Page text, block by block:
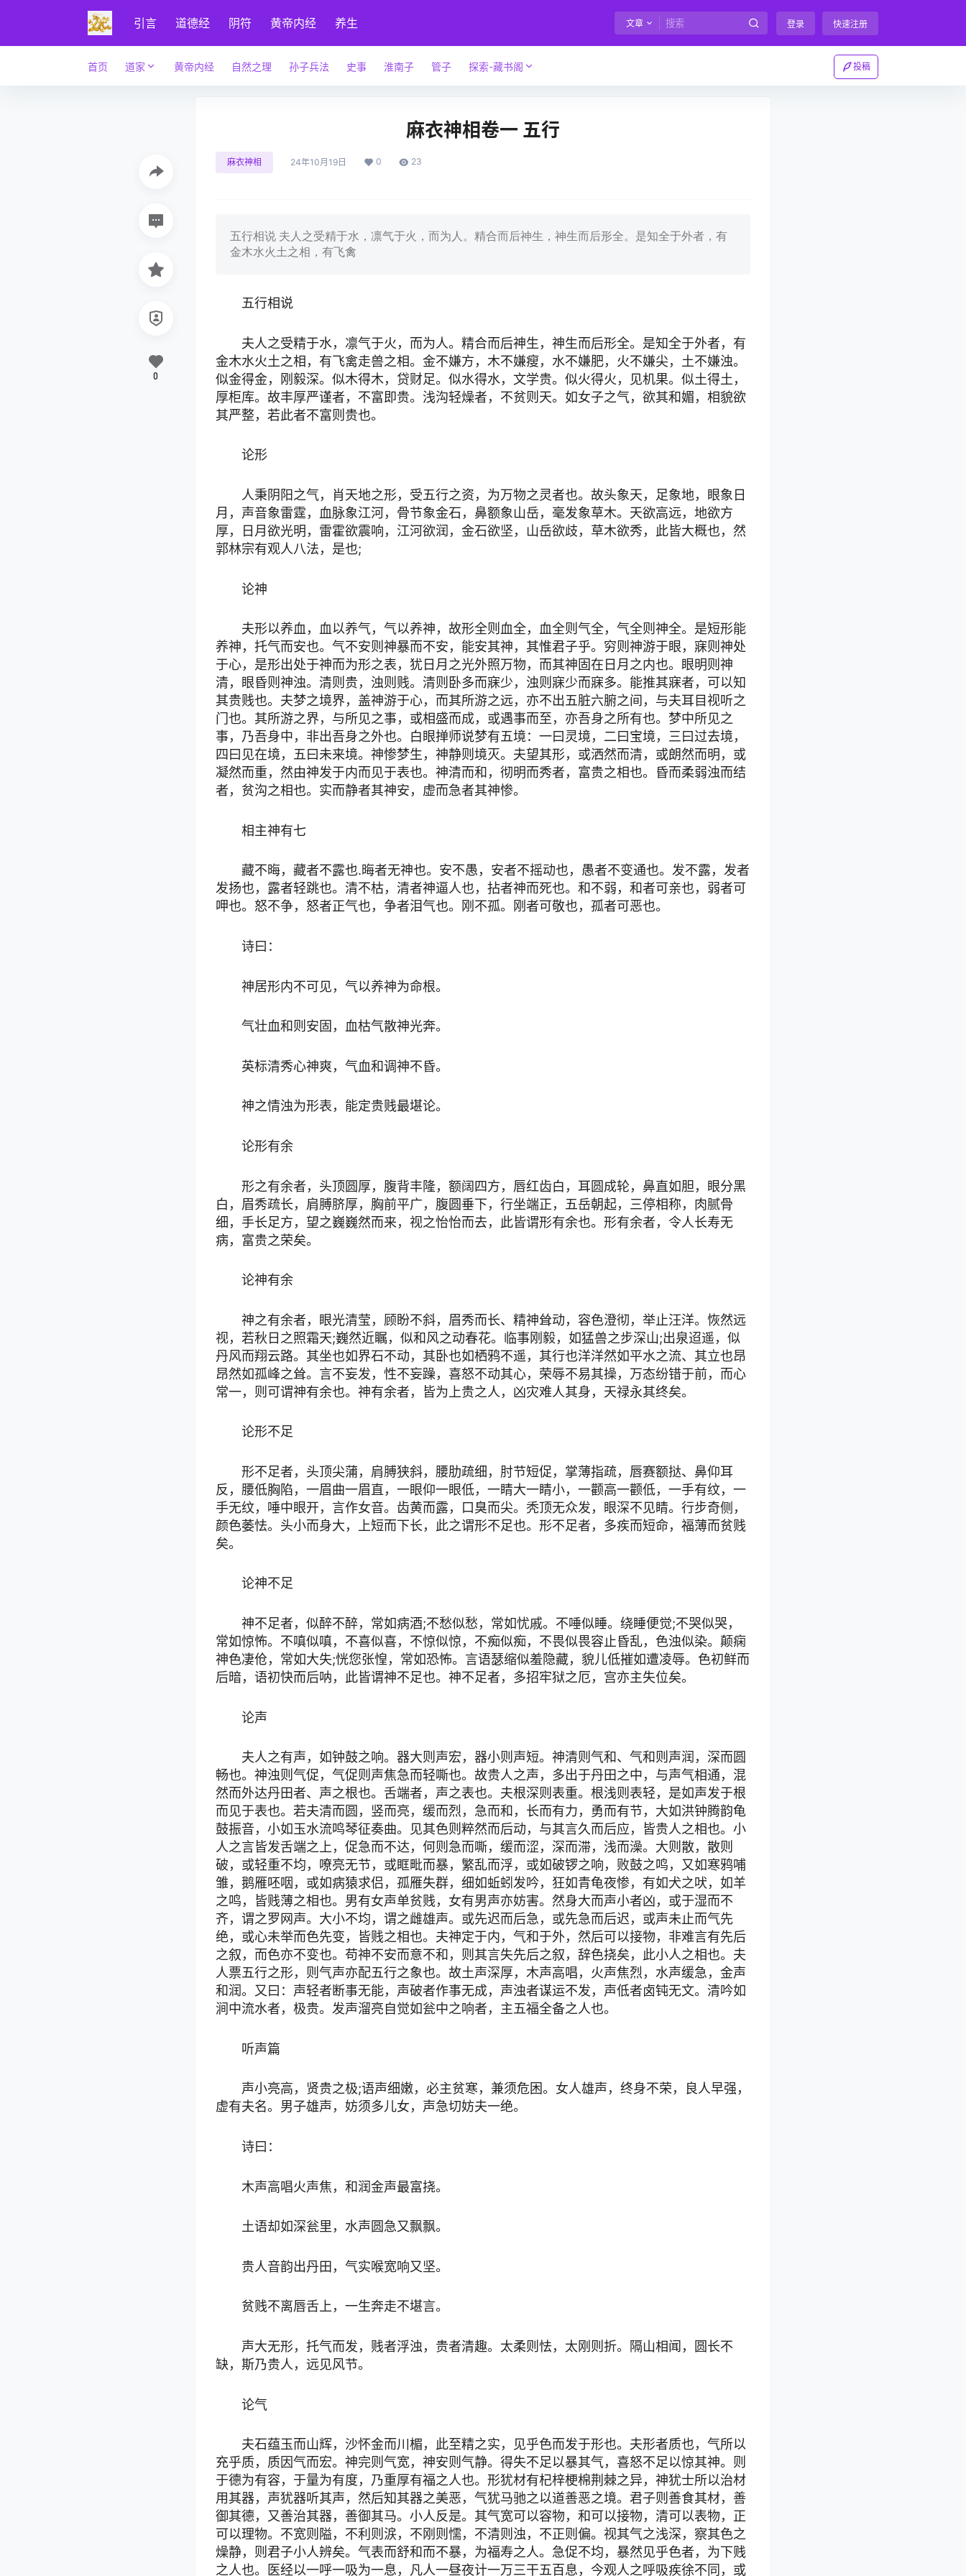
引言 道德经 阴符 黄帝内经 养生 文章 登录 快速注册
首页 道家 黄帝内经 自然之理 孙子兵法 史事 淮南子 管子 探索-藏书阁 投稿
麻衣神相卷一 五行
麻衣神相 24年10月19日 0 23
五行相说 夫人之受精于水，凛气于火，而为人。精合而后神生，神生而后形全。是知全于外者，有
金木水火土之相，有飞禽
五行相说
夫人之受精于水，凛气于火，而为人。精合而后神生，神生而后形全。是知全于外者，有
金木水火土之相，有飞禽走兽之相。金不嫌方，木不嫌瘦，水不嫌肥，火不嫌尖，土不嫌浊。
似金得金，刚毅深。似木得木，贷财足。似水得水，文学贵。似火得火，见机果。似土得土，
厚柜库。故丰厚严谨者，不富即贵。浅沟轻燥者，不贫则天。如女子之气，欲其和媚，相貌欲
其严整，若此者不富则贵也。
论形
人秉阴阳之气，肖天地之形，受五行之资，为万物之灵者也。故头象天，足象地，眼象日
月，声音象雷霆，血脉象江河，骨节象金石，鼻额象山岳，毫发象草木。天欲高远，地欲方
厚，日月欲光明，雷霍欲震响，江河欲润，金石欲坚，山岳欲歧，草木欲秀，此皆大概也，然
郭林宗有观人八法，是也;
论神
夫形以养血，血以养气，气以养神，故形全则血全，血全则气全，气全则神全。是短形能
养神，托气而安也。气不安则神暴而不安，能安其神，其惟君子乎。穷则神游于眼，寐则神处
于心，是形出处于神而为形之表，犹日月之光外照万物，而其神固在日月之内也。眼明则神
清，眼昏则神浊。清则贵，浊则贱。清则卧多而寐少，浊则寐少而寐多。能推其寐者，可以知
其贵贱也。夫梦之境界，盖神游于心，而其所游之远，亦不出五脏六腑之间，与夫耳目视听之
门也。其所游之界，与所见之事，或相盛而成，或遇事而至，亦吾身之所有也。梦中所见之
事，乃吾身中，非出吾身之外也。白眼掸师说梦有五境：一曰灵境，二曰宝境，三曰过去境，
四曰见在境，五曰未来境。神惨梦生，神静则境灭。夫望其形，或洒然而清，或朗然而明，或
凝然而重，然由神发于内而见于表也。神清而和，彻明而秀者，富贵之相也。昏而柔弱浊而结
者，贫沟之相也。实而静者其神安，虚而急者其神惨。
相主神有七
藏不晦，藏者不露也.晦者无神也。安不愚，安者不摇动也，愚者不变通也。发不露，发者
发扬也，露者轻跳也。清不枯，清者神逼人也，拈者神而死也。和不弱，和者可亲也，弱者可
呷也。怒不争，怒者正气也，争者泪气也。刚不孤。刚者可敬也，孤者可恶也。
诗曰：
神居形内不可见，气以养神为命根。
气壮血和则安固，血枯气散神光奔。
英标清秀心神爽，气血和调神不昏。
神之情浊为形表，能定贵贱最堪论。
论形有余
形之有余者，头顶圆厚，腹背丰隆，额阔四方，唇红齿白，耳圆成轮，鼻直如胆，眼分黑
白，眉秀疏长，肩膊脐厚，胸前平广，腹圆垂下，行坐端正，五岳朝起，三停相称，肉腻骨
细，手长足方，望之巍巍然而来，视之怡怡而去，此皆谓形有余也。形有余者，令人长寿无
病，富贵之荣矣。
论神有余
神之有余者，眼光清莹，顾盼不斜，眉秀而长、精神耸动，容色澄彻，举止汪洋。恢然远
视，若秋日之照霜天;巍然近瞩，似和风之动春花。临事刚毅，如猛兽之步深山;出泉迢遥，似
丹风而翔云路。其坐也如界石不动，其卧也如栖鸦不遥，其行也洋洋然如平水之流、其立也昂
昂然如孤峰之耸。言不妄发，性不妄躁，喜怒不动其心，荣辱不易其操，万态纷错于前，而心
常一，则可谓神有余也。神有余者，皆为上贵之人，凶灾难人其身，天禄永其终矣。
论形不足
形不足者，头顶尖蒲，肩膊狭斜，腰肋疏细，肘节短促，掌薄指疏，唇赛额挞、鼻仰耳
反，腰低胸陷，一眉曲一眉直，一眼仰一眼低，一睛大一睛小，一颧高一颧低，一手有纹，一
手无纹，唾中眼开，言作女音。齿黄而露，口臭而尖。秃顶无众发，眼深不见睛。行步奇侧，
颜色萎怯。头小而身大，上短而下长，此之谓形不足也。形不足者，多疾而短命，福薄而贫贱
矣。
论神不足
神不足者，似醉不醉，常如病酒;不愁似愁，常如忧戚。不唾似睡。绕睡便觉;不哭似哭，
常如惊怖。不嗔似嗔，不喜似喜，不惊似惊，不痴似痴，不畏似畏容止昏乱，色浊似染。颠痫
神色凄伧，常如大失;恍您张惶，常如恐怖。言语瑟缩似羞隐藏，貌儿低摧如遭凌辱。色初鲜而
后暗，语初快而后呐，此皆谓神不足也。神不足者，多招牢狱之厄，宫亦主失位矣。
论声
夫人之有声，如钟鼓之响。器大则声宏，器小则声短。神清则气和、气和则声润，深而圆
畅也。神浊则气促，气促则声焦急而轻嘶也。故贵人之声，多出于丹田之中，与声气相通，混
然而外达丹田者、声之根也。舌端者，声之表也。夫根深则表重。根浅则表轻，是如声发于根
而见于表也。若夫清而圆，竖而亮，缓而烈，急而和，长而有力，勇而有节，大如洪钟腾韵龟
鼓振音，小如玉水流鸣琴征奏曲。见其色则粹然而后动，与其言久而后应，皆贵人之相也。小
人之言皆发舌端之上，促急而不达，何则急而嘶，缓而涩，深而滞，浅而澡。大则散，散则
破，或轻重不均，嘹亮无节，或眶毗而暴，繁乱而浮，或如破锣之响，败鼓之鸣，又如寒鸦哺
雏，鹅雁呸咽，或如病猿求侣，孤雁失群，细如蚯蚓发吟，狂如青龟夜惨，有如犬之吠，如羊
之鸣，皆贱薄之相也。男有女声单贫贱，女有男声亦妨害。然身大而声小者凶，或于湿而不
齐，谓之罗网声。大小不均，谓之雌雄声。或先迟而后急，或先急而后迟，或声未止而气先
绝，或心未举而色先变，皆贱之相也。夫神定于内，气和于外，然后可以接物，非难言有先后
之叙，而色亦不变也。苟神不安而意不和，则其言失先后之叙，辞色挠矣，此小人之相也。夫
人票五行之形，则气声亦配五行之象也。故土声深厚，木声高唱，火声焦烈，水声缓急，金声
和润。又曰：声轻者断事无能，声破者作事无成，声浊者谋运不发，声低者卤钝无文。清吟如
涧中流水者，极贵。发声溜亮自觉如瓮中之响者，主五福全备之人也。
听声篇
声小亮高，贤贵之极;语声细嫩，必主贫寒，兼须危困。女人雄声，终身不荣，良人早强，
虚有夫名。男子雄声，妨须多儿女，声急切妨夫一绝。
诗曰：
木声高唱火声焦，和润金声最富挠。
土语却如深瓮里，水声圆急又飘飘。
贵人音韵出丹田，气实喉宽响又坚。
贫贱不离唇舌上，一生奔走不堪言。
声大无形，托气而发，贱者浮浊，贵者清趣。太柔则怯，太刚则折。隔山相闻，圆长不
缺，斯乃贵人，远见风节。
论气
夫石蕴玉而山辉，沙怀金而川楣，此至精之实，见乎色而发于形也。夫形者质也，气所以
充乎质，质因气而宏。神完则气宽，神安则气静。得失不足以暴其气，喜怒不足以惊其神。则
于德为有容，于量为有度，乃重厚有福之人也。形犹材有杞梓梗棉荆棘之异，神犹士所以治材
用其器，声犹器听其声，然后知其器之美恶，气犹马驰之以道善恶之境。君子则善食其材，善
御其德，又善治其器，善御其马。小人反是。其气宽可以容物，和可以接物，清可以表物，正
可以理物。不宽则隘，不利则涙，不刚则懦，不清则浊，不正则偏。视其气之浅深，察其色之
燥静，则君子小人辨矣。气表而舒和而不暴，为福寿之人。急促不均，暴然见乎色者，为下贱
之人也。医经以一呼一吸为一息，凡人一昼夜计一万三干五百息，今观人之呼吸疾徐不同，或
0